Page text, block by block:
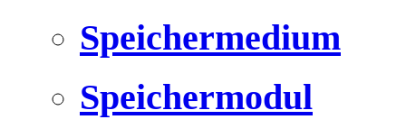
Speichermedium
Speichermodul